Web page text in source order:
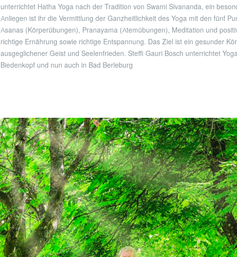
unterrichtet Hatha Yoga nach der Tradition von Swami Sivananda, ein
Anliegen ist ihr die Vermittlung der Ganzheitlichkeit des Yoga mit den fünf
Asanas (Körperübungen), Pranayama (Atemübungen), Meditation und
richtige Ernährung sowie richtige Entspannung. Das Ziel ist ein gesunder
ausgeglichener Geist und Seelenfrieden. Steffi Gauri Bosch unterrichtet
Biedenkopf und nun auch in Bad Berleburg